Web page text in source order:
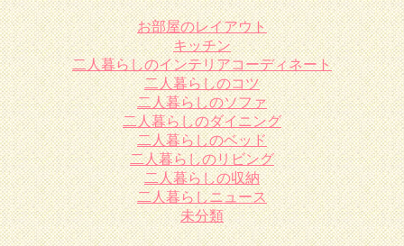
お部屋のレイアウト
キッチン
二人暮らしのインテリアコーディネート
二人暮らしのコツ
二人暮らしのソファ
二人暮らしのダイニング
二人暮らしのベッド
二人暮らしのリビング
二人暮らしの収納
二人暮らしニュース
未分類